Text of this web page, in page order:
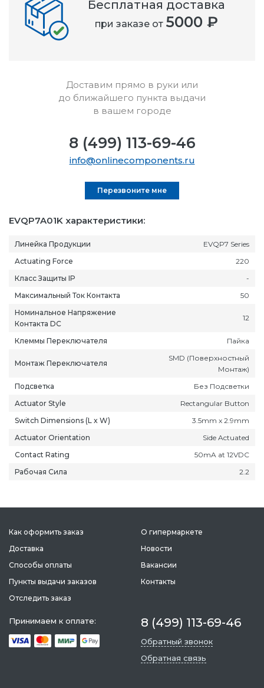
EVQP7A01K характеристики:
Линейка Продукции
EVQP7 Series
Actuating Force
220
Класс Защиты IP
-
Максимальный Ток Контакта
50
Номинальное Напряжение
Контакта DC
12
Клеммы Переключателя Пайка
Монтаж Переключателя
SMD (Поверхностный
Монтаж)
Подсветка
Без Подсветки
Actuator Style
Rectangular Button
Switch Dimensions (L x W)
3.5mm x 2.9mm
Actuator Orientation
Side Actuated
Contact Rating
50mA at 12VDC
Рабочая Сила
2.2
Бесплатная доставка
при заказе от 5000 ₽
Доставим прямо в руки или
до ближайшего пункта выдачи
в вашем городе
8 (499) 113-69-46
info@onlinecomponents.ru
Перезвоните мне
Как оформить заказ
Доставка
Способы оплаты
Пункты выдачи заказов
Отследить заказ
О гипермаркете
Новости
Вакансии
Контакты
Принимаем к оплате: 8 (499) 113-69-46
Обратный звонок
Обратная связь
Магас
Новокузнецк
Новороссийск
Новосибирск
Подольск